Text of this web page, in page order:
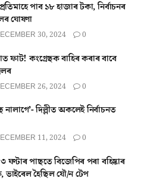
পাব ১৮ হাজাৰ টকা, নিৰ্বাচনৰ
ঘোষণা
30, 2024 0
ফাট! কংগ্ৰেছক বাহিৰ কৰাৰ বাবে
26, 2024 0
দিল্লীত অকলেই নিৰ্বাচনত
11, 2024 0
ঘণ্টাৰ পাছতে বিজেপিৰ পৰা বহিষ্কাৰ
ভাইৰেল হৈছিল যৌ/ন টেপ